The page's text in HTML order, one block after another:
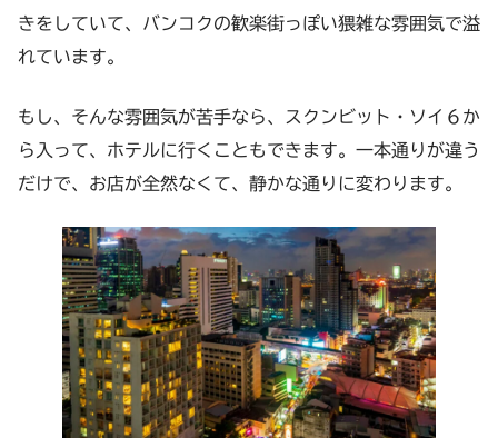
きをしていて、バンコクの歓楽街っぽい猥雑な雰囲気で溢
れています。
もし、そんな雰囲気が苦手なら、スクンビット・ソイ６か
ら入って、ホテルに行くこともできます。一本通りが違う
だけで、お店が全然なくて、静かな通りに変わります。